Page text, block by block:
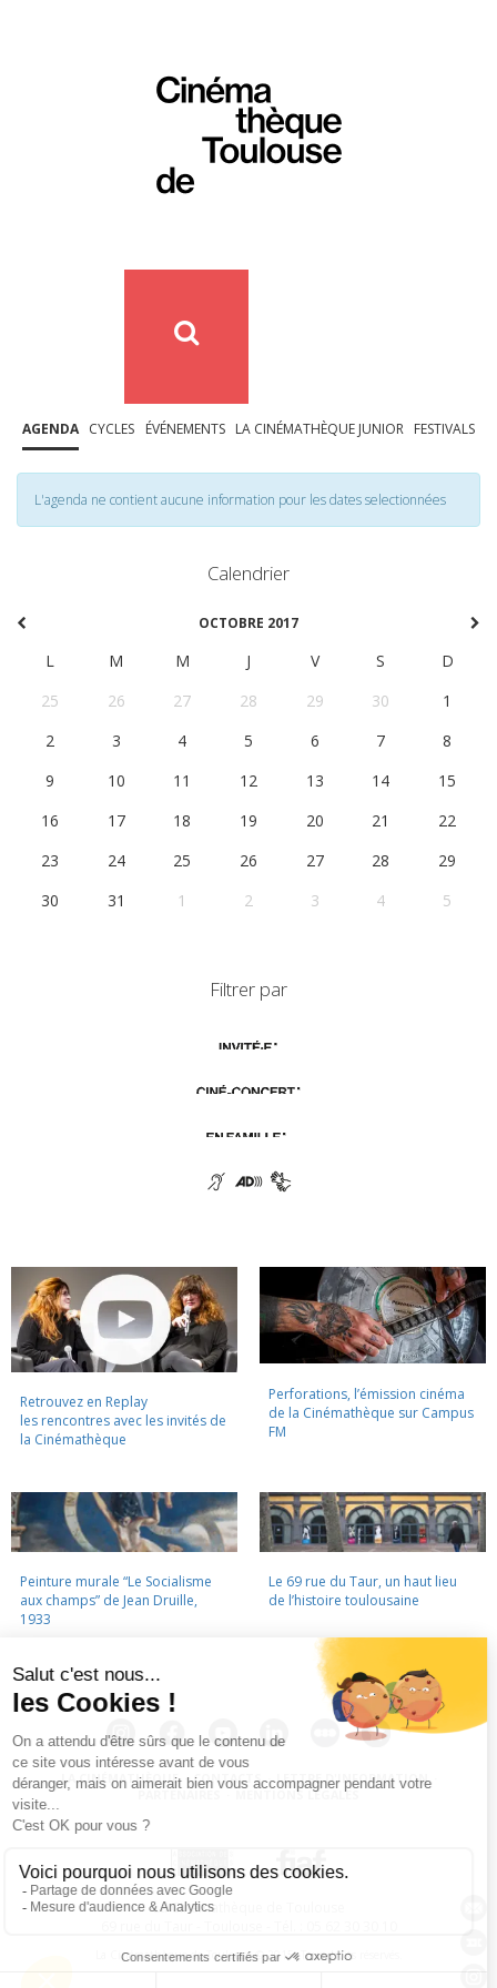
AGENDA CYCLES ÉVÉNEMENTS LA CINÉMATHÈQUE JUNIOR FESTIVALS
L'agenda ne contient aucune information pour les dates selectionnées
Calendrier
OCTOBRE 2017
L M M J V S
D
25
26 27 28 29 30
1
2
3 4 5 6 7
8
9
10 11 12 13 14
15
16
17 18 19 20 21
22
23
24 25 26 27 28
29
30
31 1 2 3 4 5
Filtrer par
Retrouvez en Replay
les rencontres avec les invités de
la Cinémathèque
Perforations, l’émission cinéma
de la Cinémathèque sur Campus
FM
Peinture murale “Le Socialisme
aux champs” de Jean Druille,
1933
Le 69 rue du Taur, un haut lieu
de l’histoire toulousaine
LA CINÉMATHÈQUE CONTACTS · LETTRE D'INFORMATION
PARTENAIRES · MENTIONS LÉGALES
La Cinémathèque de Toulouse
La Cinémathèque de Toulouse © 2015. Tous droits réservés.